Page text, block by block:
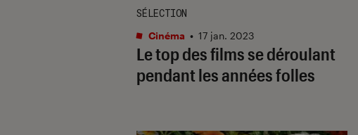
Le top des films se déroulant
pendant les années folles
SÉLECTION
Cinéma • 17 jan. 2023